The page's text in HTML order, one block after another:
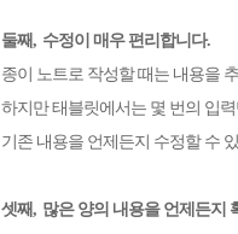
둘째, 수정이 매우 편리합니다.
종이 노트로 작성할 때는 내용을
하지만 태블릿에서는 몇 번의 입
기존 내용을 언제든지 수정할 수
셋째, 많은 양의 내용을 언제든지